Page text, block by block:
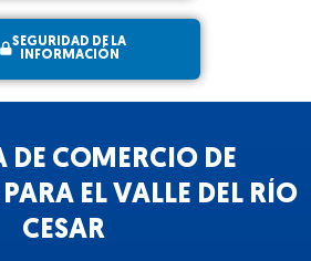
SEGURIDAD DE LA
INFORMACIÓN
DE COMERCIO DE
EL VALLE DEL RÍO
CESAR